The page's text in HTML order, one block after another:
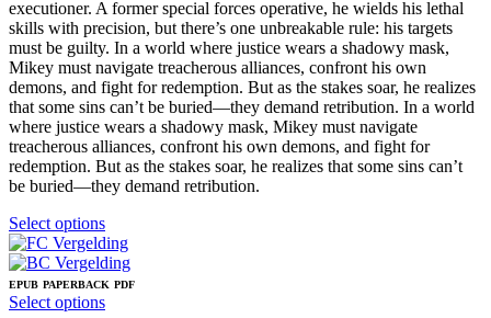
page
chosen
on
the
product
page
R339.00
executioner. A former special forces operative, he wields his lethal
skills with precision, but there’s one unbreakable rule: his targets
must be guilty. In a world where justice wears a shadowy mask,
Mikey must navigate treacherous alliances, confront his own
demons, and fight for redemption. But as the stakes soar, he realizes
that some sins can’t be buried—they demand retribution. In a world
where justice wears a shadowy mask, Mikey must navigate
treacherous alliances, confront his own demons, and fight for
redemption. But as the stakes soar, he realizes that some sins can’t
be buried—they demand retribution.
Select optionsThis
product
has
multiple
variants.
EPUB PAPERBACK PDF
Select optionsThis